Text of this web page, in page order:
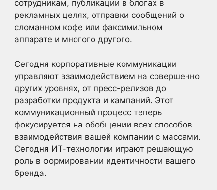
сотрудникам, публикации в блогах в
рекламных целях, отправки сообщений о
сломанном кофе или факсимильном
аппарате и многого другого.
Сегодня корпоративные коммуникации
управляют взаимодействием на совершенно
других уровнях, от пресс-релизов до
разработки продукта и кампаний. Этот
коммуникационный процесс теперь
фокусируется на обобщении всех способов
взаимодействия вашей компании с массами.
Сегодня ИТ-технологии играют решающую
роль в формировании идентичности вашего
бренда.